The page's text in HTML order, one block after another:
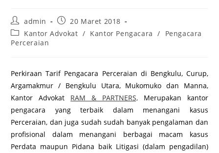
Post
author:
admin
Post
published:
20 Maret 2018
Post
category:
Kantor Advokat / Kantor Pengacara /
Pengacara
Perceraian
Perkiraan Tarif Pengacara Perceraian di Bengkulu, Curup,
Argamakmur / Bengkulu Utara, Mukomuko dan Manna,
Kantor Advokat RAM & PARTNERS,Merupakan kantor
pengacara yang terbaik dalam menangani kasus
Perceraian, dan juga sudah sudah banyak pengalaman dan
profisional dalam menangani berbagai macam kasus
Perdata maupun Pidana baik Litigasi (dalam pengadilan)